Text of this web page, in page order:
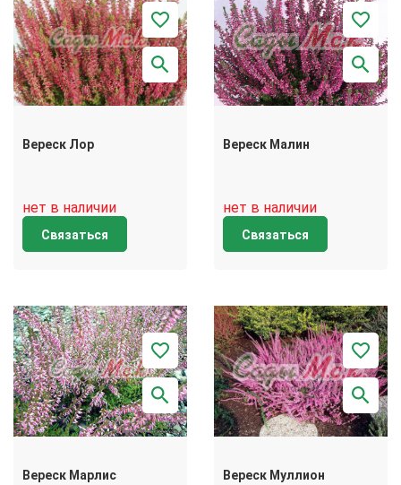
Вереск Лор
нет в наличии
Связаться
Вереск Малин
нет в наличии
Связаться
Вереск Марлиc Вереск Муллион